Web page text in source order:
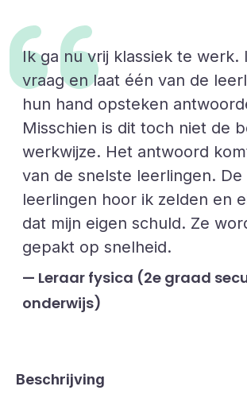
Ik ga nu vrij klassiek te werk.
vraag en laat één van de
hun hand opsteken
Misschien is dit toch niet de
werkwijze. Het antwoord
van de snelste leerlingen. De
leerlingen hoor ik zelden en
dat mijn eigen schuld. Ze
gepakt op snelheid.
Leraar fysica (2e graad
onderwijs)
Beschrijving